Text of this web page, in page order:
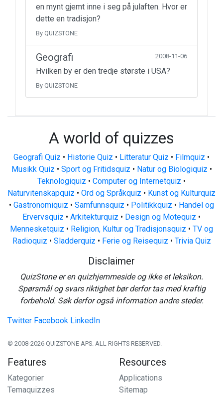
en mynt gjemt inne i seg på julaften. Hvor er
dette en tradisjon?
By QUIZSTONE
Geografi 2008-11-06
Hvilken by er den tredje største i USA?
By QUIZSTONE
A world of quizzes
Geografi Quiz • Historie Quiz • Litteratur Quiz • Filmquiz •
Musikk Quiz • Sport og Fritidsquiz • Natur og Biologiquiz •
Teknologiquiz • Computer og Internetquiz •
Naturvitenskapquiz • Ord og Språkquiz • Kunst og Kulturquiz
• Gastronomiquiz • Samfunnsquiz • Politikkquiz • Handel og
Ervervsquiz • Arkitekturquiz • Design og Motequiz •
Mennesketquiz • Religion, Kultur og Tradisjonsquiz • TV og
Radioquiz • Sladderquiz • Ferie og Reisequiz • Trivia Quiz
Disclaimer
QuizStone er en quizhjemmeside og ikke et leksikon.
Spørsmål og svars riktighet bør derfor tas med kraftig
forbehold. Søk derfor også information andre steder.
Twitter Facebook LinkedIn
© 2008-2026 QUIZSTONE APS. ALL RIGHTS RESERVED.
Features
Kategorier
Temaquizzes
Resources
Applications
Sitemap